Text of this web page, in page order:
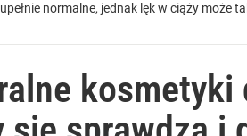
normalne, jednak lęk w ciąży